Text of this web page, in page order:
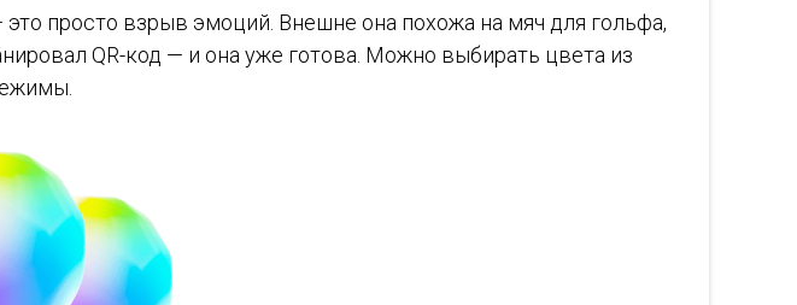
просто взрыв эмоций. Внешне она похожа на мяч для гольфа,
QR-код — и она уже готова. Можно выбирать цвета из